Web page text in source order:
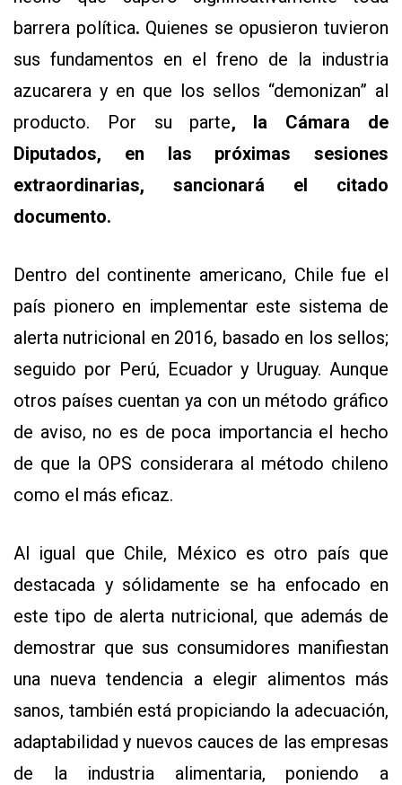
barrera política. Quienes se opusieron tuvieron
sus fundamentos en el freno de la industria
azucarera y en que los sellos “demonizan” al
producto. Por su parte, la Cámara de
Diputados, en las próximas sesiones
extraordinarias, sancionará el citado
documento.
Dentro del continente americano, Chile fue el
país pionero en implementar este sistema de
alerta nutricional en 2016, basado en los sellos;
seguido por Perú, Ecuador y Uruguay. Aunque
otros países cuentan ya con un método gráfico
de aviso, no es de poca importancia el hecho
de que la OPS considerara al método chileno
como el más eficaz.
Al igual que Chile, México es otro país que
destacada y sólidamente se ha enfocado en
este tipo de alerta nutricional, que además de
demostrar que sus consumidores manifiestan
una nueva tendencia a elegir alimentos más
sanos, también está propiciando la adecuación,
adaptabilidad y nuevos cauces de las empresas
de la industria alimentaria, poniendo a